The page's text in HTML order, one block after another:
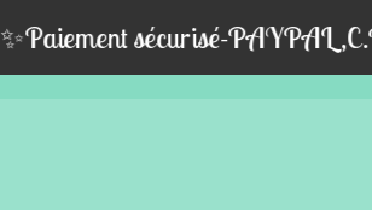
✨Paiement sécurisé-